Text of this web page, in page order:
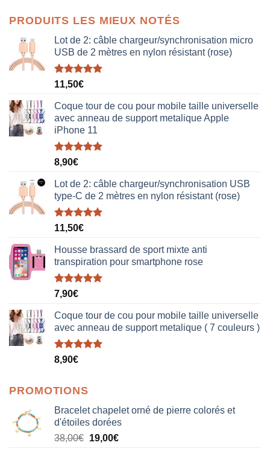
initial
était :
38,00€.
actuel
est :
19,00€.
PRODUITS LES MIEUX NOTÉS
Lot de 2: câble chargeur/synchronisation micro
USB de 2 mètres en nylon résistant (rose)
Note5.00
11,50€
Coque tour de cou pour mobile taille universelle
avec anneau de support metalique Apple
iPhone 11
Note5.00
8,90€
Lot de 2: câble chargeur/synchronisation USB
type-C de 2 mètres en nylon résistant (rose)
Note5.00
11,50€
Housse brassard de sport mixte anti
transpiration pour smartphone rose
Note5.00
7,90€
Coque tour de cou pour mobile taille universelle
avec anneau de support metalique ( 7 couleurs )
Note5.00
8,90€
PROMOTIONS
Bracelet chapelet orné de pierre colorés et
d'étoiles dorées
38,00€ Le
19,00€Le